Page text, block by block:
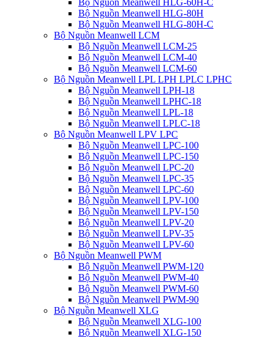
Bộ Nguồn Meanwell HLG-80H
Bộ Nguồn Meanwell HLG-80H-C
Bộ Nguồn Meanwell LCM
Bộ Nguồn Meanwell LCM-25
Bộ Nguồn Meanwell LCM-40
Bộ Nguồn Meanwell LCM-60
Bộ Nguồn Meanwell LPL LPH LPLC LPHC
Bộ Nguồn Meanwell LPH-18
Bộ Nguồn Meanwell LPHC-18
Bộ Nguồn Meanwell LPL-18
Bộ Nguồn Meanwell LPLC-18
Bộ Nguồn Meanwell LPV LPC
Bộ Nguồn Meanwell LPC-100
Bộ Nguồn Meanwell LPC-150
Bộ Nguồn Meanwell LPC-20
Bộ Nguồn Meanwell LPC-35
Bộ Nguồn Meanwell LPC-60
Bộ Nguồn Meanwell LPV-100
Bộ Nguồn Meanwell LPV-150
Bộ Nguồn Meanwell LPV-20
Bộ Nguồn Meanwell LPV-35
Bộ Nguồn Meanwell LPV-60
Bộ Nguồn Meanwell PWM
Bộ Nguồn Meanwell PWM-120
Bộ Nguồn Meanwell PWM-40
Bộ Nguồn Meanwell PWM-60
Bộ Nguồn Meanwell PWM-90
Bộ Nguồn Meanwell XLG
Bộ Nguồn Meanwell XLG-100
Bộ Nguồn Meanwell XLG-150